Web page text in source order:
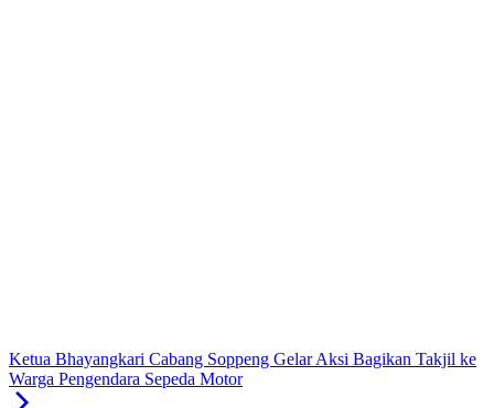
Ketua Bhayangkari Cabang Soppeng Gelar Aksi Bagikan Takjil ke
Warga Pengendara Sepeda Motor